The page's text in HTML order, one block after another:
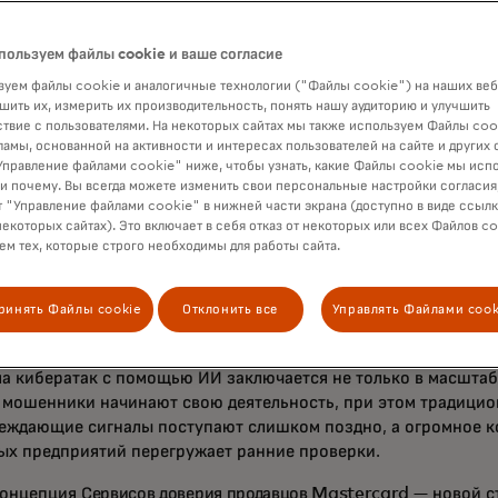
подделку, а часто и вовсе ничего — и исчезают.
но она может превратиться в проблему кражи карты.
собственных мошеннических покупок или перепродажи
По данным отчета«Global State of Scams 2025»
потребители по всему миру потеряли $442 миллиарда
коммерция работает только тогда, когда люди доверяют
экрана, — говорит Энн Джонсон, исполнительный вице-
себя за легальный бизнес, мы не просто теряем деньги —
обеспечить это доверие на благо всей цифровой
и честных продавцов, которые пытаются развиваться.»
кибератак с помощью ИИ заключается не только в
начинают свою деятельность, при этом
сигналы поступают слишком поздно, а огромное
предприятий перегружает ранние проверки.
Сервисов доверия продавцов Mastercard — новой
файлы cookie и ваше согласие
файлы cookie и аналогичные технологии ("Файлы cookie") на наших
их, измерить их производительность, понять нашу аудиторию и улучшить
с пользователями. На некоторых сайтах мы также используем Файлы
основанной на активности и интересах пользователей на сайте и других
файлами cookie" ниже, чтобы узнать, какие Файлы cookie мы
почему. Вы всегда можете изменить свои персональные настройки
"Управление файлами cookie" в нижней части экрана (доступно в виде
сайтах). Это включает в себя отказ от некоторых или всех Файлов
тех, которые строго необходимы для работы сайта.
Файлы cookie Отклонить все Управлять Файлами